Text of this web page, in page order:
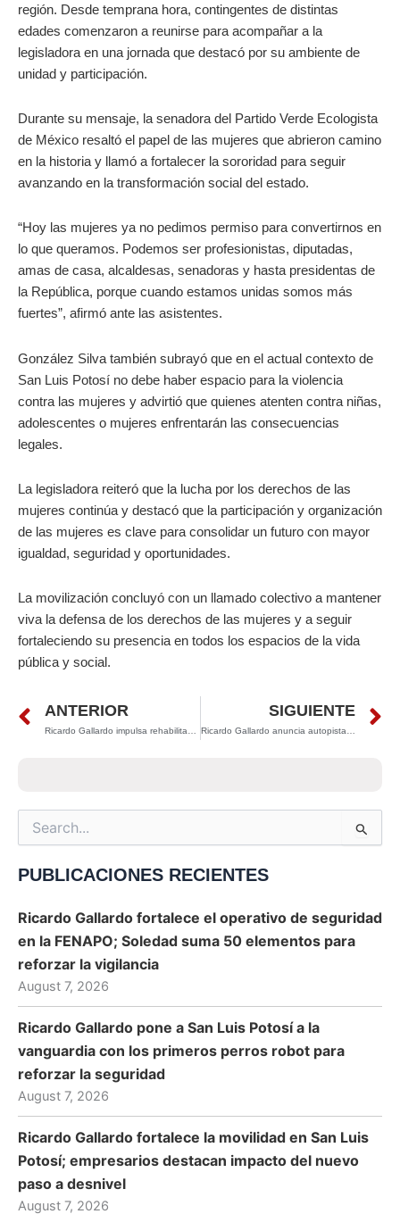
región. Desde temprana hora, contingentes de distintas
edades comenzaron a reunirse para acompañar a la
legisladora en una jornada que destacó por su ambiente de
unidad y participación.
Durante su mensaje, la senadora del Partido Verde Ecologista
de México resaltó el papel de las mujeres que abrieron camino
en la historia y llamó a fortalecer la sororidad para seguir
avanzando en la transformación social del estado.
“Hoy las mujeres ya no pedimos permiso para convertirnos en
lo que queramos. Podemos ser profesionistas, diputadas,
amas de casa, alcaldesas, senadoras y hasta presidentas de
la República, porque cuando estamos unidas somos más
fuertes”, afirmó ante las asistentes.
González Silva también subrayó que en el actual contexto de
San Luis Potosí no debe haber espacio para la violencia
contra las mujeres y advirtió que quienes atenten contra niñas,
adolescentes o mujeres enfrentarán las consecuencias
legales.
La legisladora reiteró que la lucha por los derechos de las
mujeres continúa y destacó que la participación y organización
de las mujeres es clave para consolidar un futuro con mayor
igualdad, seguridad y oportunidades.
La movilización concluyó con un llamado colectivo a mantener
viva la defensa de los derechos de las mujeres y a seguir
fortaleciendo su presencia en todos los espacios de la vida
pública y social.
Prev
ANTERIOR
Ricardo Gallardo impulsa rehabilitación de laterales de la carretera 57 para mejorar movilidad en la zona industrial
SIGUIENTE
Ricardo Gallardo anuncia autopista San Luis–Aguascalientes que detonará el desarrollo industrial y turístico
Search
for:
PUBLICACIONES RECIENTES
Ricardo Gallardo fortalece el operativo de seguridad
en la FENAPO; Soledad suma 50 elementos para
reforzar la vigilancia
August 7, 2026
Ricardo Gallardo pone a San Luis Potosí a la
vanguardia con los primeros perros robot para
reforzar la seguridad
August 7, 2026
Ricardo Gallardo fortalece la movilidad en San Luis
Potosí; empresarios destacan impacto del nuevo
paso a desnivel
August 7, 2026